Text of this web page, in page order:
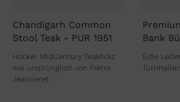
Chandigarh Common
Stool Teak - PUR 1951
Hocker MidCentury Teakholz
wie ursprünglich von Pierre
Jeanneret
Bank
Edle